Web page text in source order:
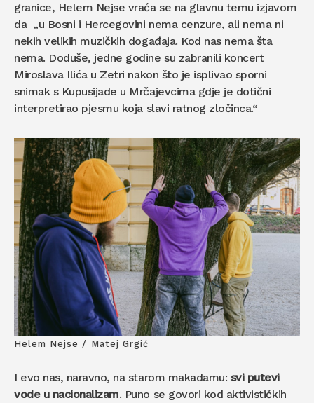
granice, Helem Nejse vraća se na glavnu temu izjavom
da „u Bosni i Hercegovini nema cenzure, ali nema ni
nekih velikih muzičkih događaja. Kod nas nema šta
nema. Doduše, jedne godine su zabranili koncert
Miroslava Ilića u Zetri nakon što je isplivao sporni
snimak s Kupusijade u Mrčajevcima gdje je dotični
interpretirao pjesmu koja slavi ratnog zločinca.“
Helem Nejse / Matej Grgić
I evo nas, naravno, na starom makadamu: svi putevi
vode u nacionalizam. Puno se govori kod aktivističkih